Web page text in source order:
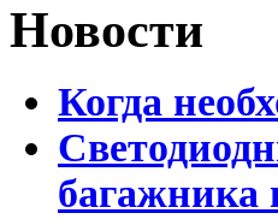
Новости
Когда